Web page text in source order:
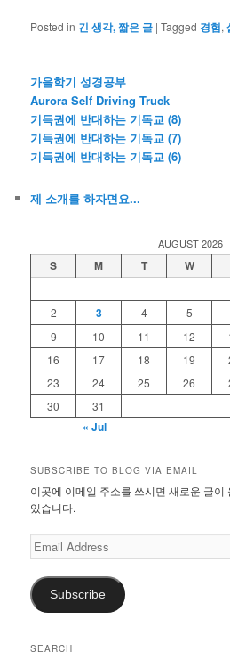
Posted in 긴 생각, 짧은 글 |Tagged 경험,
가을학기 성경공부
Aurora Self Driving Truck
기득권에 반대하는 기독교 (8)
기득권에 반대하는 기독교 (7)
기득권에 반대하는 기독교 (6)
제 소개를 하자면요...
AUGUST 2026
S M T W
2
3 4 5
9
10 11 12
16
17 18 19
23
24 25 26
30
31
« Jul
SUBSCRIBE TO BLOG VIA EMAIL
이곳에 이메일 주소를 쓰시면 새로운 글
있습니다.
Email
Address
Subscribe
SEARCH